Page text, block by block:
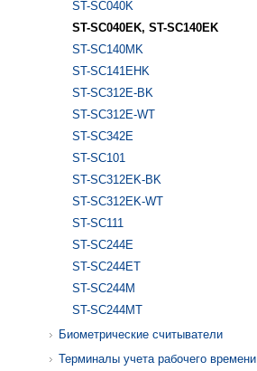
ST-SC040K
ST-SC040EK, ST-SC140EK
ST-SC140MK
ST-SC141EHK
ST-SC312E-BK
ST-SC312E-WT
ST-SC342E
ST-SC101
ST-SC312EK-BK
ST-SC312EK-WT
ST-SC111
ST-SC244E
ST-SC244ET
ST-SC244M
ST-SC244MT
Биометрические считыватели
Терминалы учета рабочего времени